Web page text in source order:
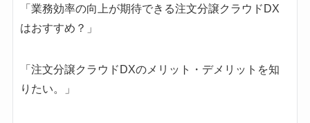
「業務効率の向上が期待できる注文分譲クラウドDX
はおすすめ？」
「注文分譲クラウドDXのメリット・デメリットを知
りたい。」